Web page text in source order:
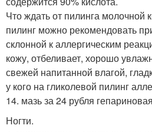
Что ждать от пилинга молочной
пилинг можно рекомендовать
склонной к аллергическим
кожу, отбеливает, хорошо
свежей напитанной влагой,
у кого на гликолевой пилинг
14. мазь за 24 рубля
Ногти.